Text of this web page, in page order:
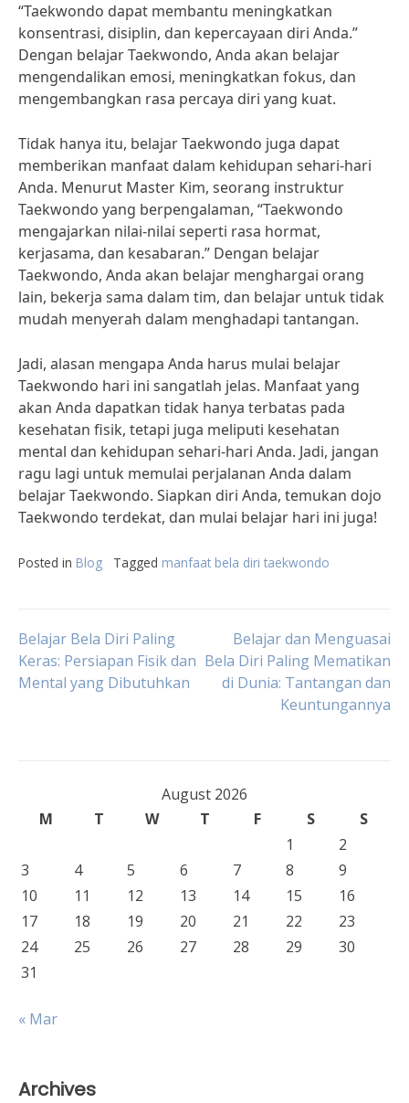
“Taekwondo dapat membantu meningkatkan
konsentrasi, disiplin, dan kepercayaan diri Anda.”
Dengan belajar Taekwondo, Anda akan belajar
mengendalikan emosi, meningkatkan fokus, dan
mengembangkan rasa percaya diri yang kuat.
Tidak hanya itu, belajar Taekwondo juga dapat
memberikan manfaat dalam kehidupan sehari-hari
Anda. Menurut Master Kim, seorang instruktur
Taekwondo yang berpengalaman, “Taekwondo
mengajarkan nilai-nilai seperti rasa hormat,
kerjasama, dan kesabaran.” Dengan belajar
Taekwondo, Anda akan belajar menghargai orang
lain, bekerja sama dalam tim, dan belajar untuk tidak
mudah menyerah dalam menghadapi tantangan.
Jadi, alasan mengapa Anda harus mulai belajar
Taekwondo hari ini sangatlah jelas. Manfaat yang
akan Anda dapatkan tidak hanya terbatas pada
kesehatan fisik, tetapi juga meliputi kesehatan
mental dan kehidupan sehari-hari Anda. Jadi, jangan
ragu lagi untuk memulai perjalanan Anda dalam
belajar Taekwondo. Siapkan diri Anda, temukan dojo
Taekwondo terdekat, dan mulai belajar hari ini juga!
Posted in Blog Tagged manfaat bela diri taekwondo
Post
navigation
Belajar Bela Diri Paling
Keras: Persiapan Fisik dan
Mental yang Dibutuhkan
Belajar dan Menguasai
Bela Diri Paling Mematikan
di Dunia: Tantangan dan
Keuntungannya
August 2026
M
T W T F S
S
1
2
3
4 5 6 7 8
9
10
11 12 13 14 15
16
17
18 19 20 21 22
23
24
25 26 27 28 29
30
31
« Mar
Archives